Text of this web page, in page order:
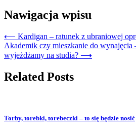
Nawigacja wpisu
⟵ Kardigan – ratunek z ubraniowej
Akademik czy mieszkanie do wynajęcia
wyjeżdżamy na studia? ⟶
Related Posts
Torby, torebki, torebeczki – to się będzie nosić